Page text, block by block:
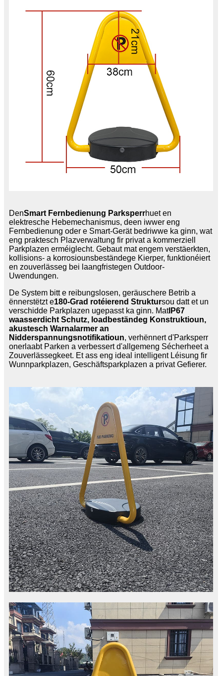
DenSmart Fernbedienung Parksperrhuet en
elektresche Hebemechanismus, deen iwwer eng
Fernbedienung oder e Smart-Gerät bedriwwe ka ginn, wat
eng praktesch Plazverwaltung fir privat a kommerziell
Parkplazen erméiglecht. Gebaut mat engem verstäerkten,
kollisions- a korrosiounsbeständege Kierper, funktionéiert
en zouverlässeg bei laangfristegen Outdoor-
Uwendungen.
De System bitt e reibungslosen, geräuschere Betrib a
ënnerstëtzt e180-Grad rotéierend Struktursou datt et un
verschidde Parkplazen ugepasst ka ginn. MatIP67
waasserdicht Schutz, loadbeständeg Konstruktioun,
akustesch Warnalarmer an
Nidderspannungsnotifikatioun, verhënnert d'Parksperr
onerlaabt Parken a verbessert d'allgemeng Sécherheet a
Zouverlässegkeet. Et ass eng ideal intelligent Léisung fir
Wunnparkplazen, Geschäftsparkplazen a privat Gefierer.